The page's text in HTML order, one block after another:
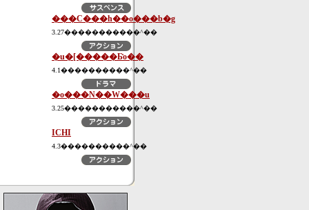
���C���h��o���b�g
3.27�����������^��
�u�[�����Ƃ̎o��
4.1����������^��
�o���N��W���u
3.25�����������^��
ICHI
4.3����������^��